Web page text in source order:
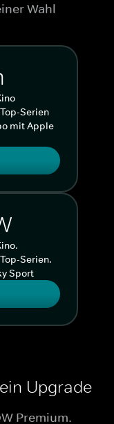
Wahl
Serien
mit Apple
Serien.
Sport
Upgrade
Premium.